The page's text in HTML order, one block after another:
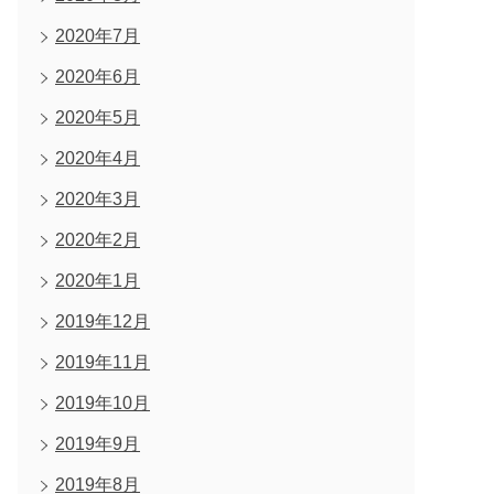
2020年7月
2020年6月
2020年5月
2020年4月
2020年3月
2020年2月
2020年1月
2019年12月
2019年11月
2019年10月
2019年9月
2019年8月